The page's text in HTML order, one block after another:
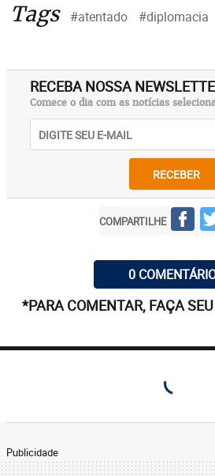
Tags #atentado #diplomacia
RECEBA NOSSA
Comece o dia com as notícias
RECEBER
COMPARTILHE
0
*PARA COMENTAR, FAÇA SEU
Publicidade